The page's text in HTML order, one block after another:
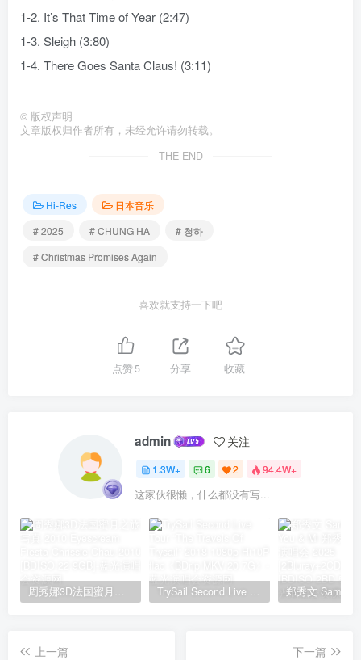
1-2. It’s That Time of Year (2:47)
1-3. Sleigh (3:80)
1-4. There Goes Santa Claus! (3:11)
© 版权声明
文章版权归作者所有，未经允许请勿转载。
THE END
Hi-Res
日本音乐
# 2025
# CHUNG HA
# 청하
# Christmas Promises Again
喜欢就支持一下吧
点赞5 分享 收藏
admin 关注
1.3W+ 6 2 94.4W+
这家伙很懒，什么都没有写...
上一篇
下一篇